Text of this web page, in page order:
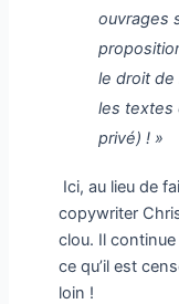
ouvrages
le droit de
les textes
privé) ! »
Ici, au lieu de
copywriter
clou. Il
ce qu’il est
loin !